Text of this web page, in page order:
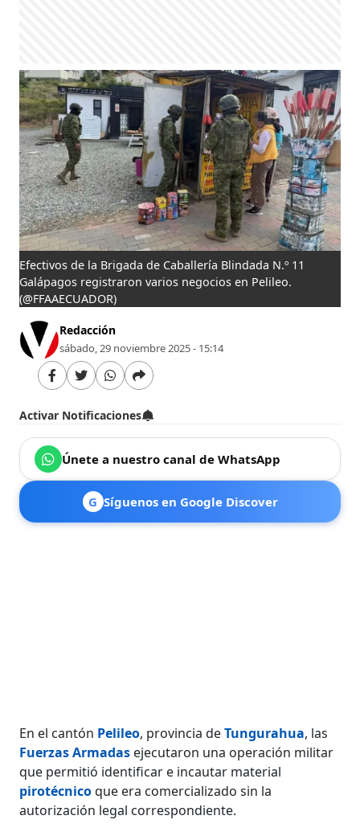
Efectivos de la Brigada de Caballería Blindada N.º 11
Galápagos registraron varios negocios en Pelileo.
(@FFAAECUADOR)
Redacción
sábado, 29 noviembre 2025 - 15:14
Activar Notificaciones
Únete a nuestro canal de WhatsApp
G Síguenos en Google Discover
En el cantón Pelileo, provincia deTungurahua, las
Fuerzas Armadas ejecutaron una operación militar
que permitió identificar e incautar material
pirotécnicoque era comercializado sin la
autorización legal correspondiente.